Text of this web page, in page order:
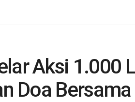
Aksi 1.000
Doa